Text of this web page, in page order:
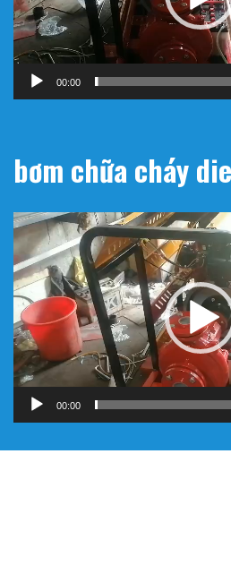
00:00
bơm chữa cháy
Trình
chơi
Video
00:00